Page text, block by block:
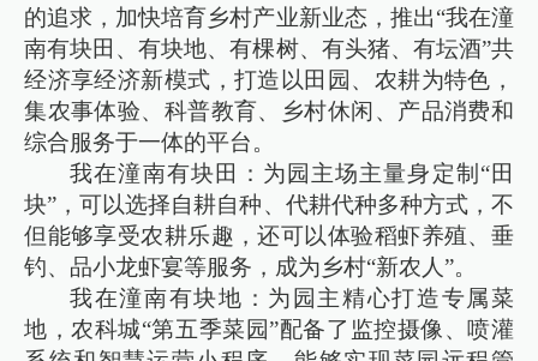
的追求，加快培育乡村产业新业态，推出“我在潼
南有块田、有块地、有棵树、有头猪、有坛酒”共
经济享经济新模式，打造以田园、农耕为特色，
集农事体验、科普教育、乡村休闲、产品消费和
综合服务于一体的平台。
我在潼南有块田：为园主场主量身定制“田
块”，可以选择自耕自种、代耕代种多种方式，不
但能够享受农耕乐趣，还可以体验稻虾养殖、垂
钓、品小龙虾宴等服务，成为乡村“新农人”。
我在潼南有块地：为园主精心打造专属菜
地，农科城“第五季菜园”配备了监控摄像、喷灌